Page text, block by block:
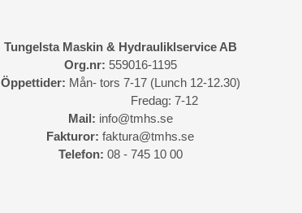
Tungelsta Maskin & Hydrauliklservice AB
Org.nr: 559016-1195
Öppettider: Mån- tors 7-17 (Lunch 12-12.30)
Fredag: 7-12
Mail: info@tmhs.se
Fakturor: faktura@tmhs.se
Telefon: 08 - 745 10 00